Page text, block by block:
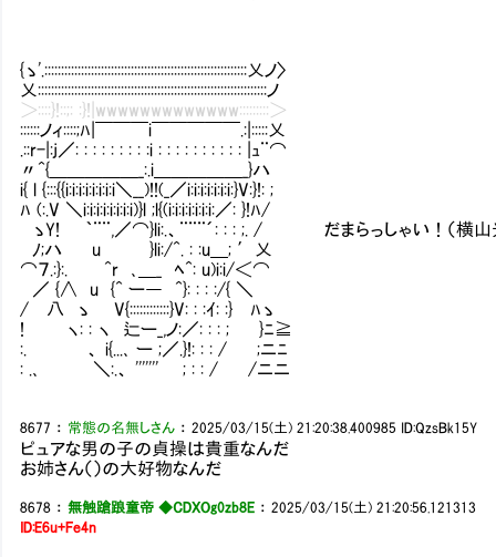
{ゝ'.:::::::::::::::::::::::::::::::::::::::::::::::::::::::::::::乂ノ〉
乂:::::::::::::::::::::::::::::::::::::::::::::::::::::::::::::::::::::ノ
＞::::}!::;: :}!|wwwwwwwwwwwww:::::::::＞
::::::ノィ::::;ﾊ|￣￣￣i￣￣￣￣￣.:|:::::乂
.::r-|:j／: : : : : : : : :i : : : : : : : : : : |ｭ¨⌒
〃^{＿＿＿＿＿_:.i＿＿＿＿＿_}ハ
i{ l {:::{{i:i:i:i:i:i:i:i＼__)!!(_／i:i:i:i:i:i:i:}V:}!: ;
ﾊ (:.V ＼i:i:i:i:i:i:i:i)}l ;l{(i:i:i:i:i:i:i:／: }!ﾊ/
ゝY! ｀¨¨,／⌒}li:.、¨¨¨´: : : ;. / だまらっしゃい！（横山
ﾉ;ハ u }li:/^. : :u＿; ′乂
⌒７.:}:. ^r ､＿_ ﾍ^: u)i:i/＜⌒
／ {∧ u {^ ー― ^}: : : :/{ ＼
/ 八 ゝ V{::::::::::::}V: : :ｲ: :} ﾊゝ
! ヽ: : ヽ 辷ー_,ノ:／: : : ; }ﾆ≧
:. 、 i{...､ ー ;／.}!: : : / ;ニﾆ
: .､ ＼:.、 ''''''' ; : : / /ニニ
8677 ： 常態の名無しさん ：2025/03/15(土) 21:20:38.400985 ID:QzsBk15Y
ピュアな男の子の貞操は貴重なんだ
お姉さん（）の大好物なんだ
8678 ：無触蹌踉童帝 ◆CDXOg0zb8E ：2025/03/15(土) 21:20:56.121313
ID:E6u+Fe4n